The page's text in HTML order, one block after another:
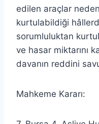
edilen araçlar
kurtulabildiği
sorumluluktan
ve hasar miktarını
davanın reddini
Mahkeme Kararı: